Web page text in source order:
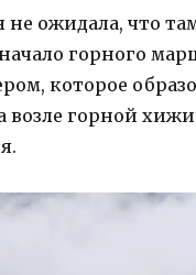
не ожидала, что
горного
которое
возле горной